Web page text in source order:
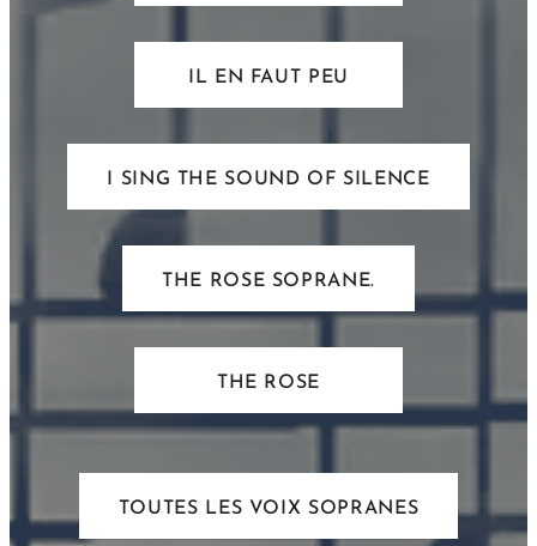
IL EN FAUT PEU
I SING THE SOUND OF SILENCE
THE ROSE SOPRANE.
THE ROSE
TOUTES LES VOIX SOPRANES